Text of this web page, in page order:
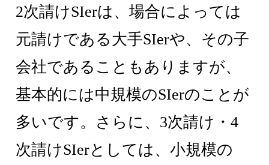
2次請けSIerは、場合によっては
元請けである大手SIerや、その子
会社であることもありますが、
基本的には中規模のSIerのことが
多いです。さらに、3次請け・4
次請けSIerとしては、小規模の